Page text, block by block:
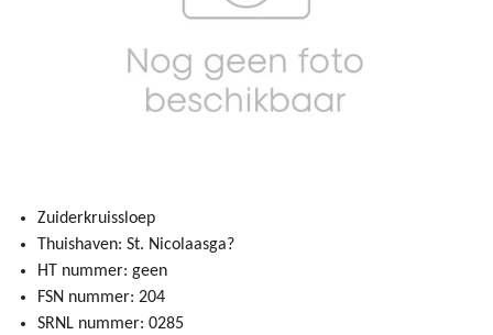
Zuiderkruissloep
Thuishaven: St. Nicolaasga?
HT nummer: geen
FSN nummer: 204
SRNL nummer: 0285